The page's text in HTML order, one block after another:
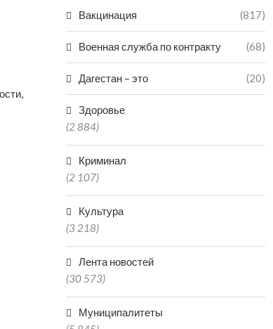
Вакцинация (817)
Военная служба по контракту (68)
Дагестан – это (20)
Здоровье
(2 884)
Криминал
(2 107)
Культура
(3 218)
Лента новостей
(30 573)
Муниципалитеты